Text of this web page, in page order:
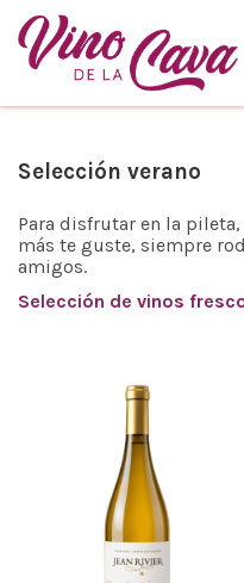
Selección verano
Para disfrutar en la
más te guste, siempre
amigos.
Selección de vinos